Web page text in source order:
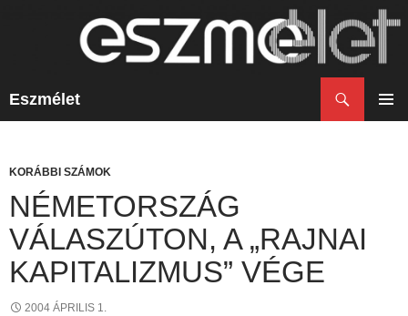
Eszmélet
KORÁBBI SZÁMOK
NÉMETORSZÁG
VÁLASZÚTON, A „RAJNAI
KAPITALIZMUS” VÉGE
2004 ÁPRILIS 1.